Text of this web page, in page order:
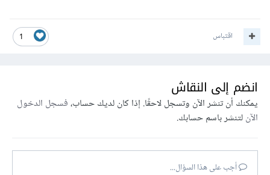
1 اقتباس
انضم إلى النقاش
يمكنك أن تنشر الآن وتسجل لاحقًا. إذا كان لديك حساب،فسجل الدخول
الآنلتنشر باسم حسابك.
أجب على هذا السؤال...